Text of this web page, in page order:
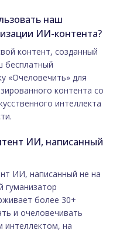
наш
ИИ-контента?
контент, созданный
бесплатный
«Очеловечить» для
контента со
интеллекта
ИИ, написанный
ИИ, написанный не на
гуманизатор
более 30+
и очеловечивать
интеллектом, на